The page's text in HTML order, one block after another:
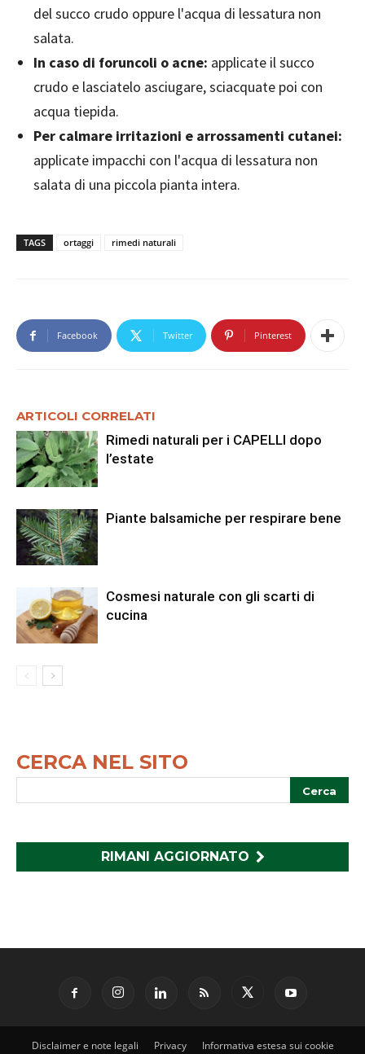
del succo crudo oppure l'acqua di lessatura non
salata.
In caso di foruncoli o acne: applicate il succo
crudo e lasciatelo asciugare, sciacquate poi con
acqua tiepida.
Per calmare irritazioni e arrossamenti cutanei:
applicate impacchi con l'acqua di lessatura non
salata di una piccola pianta intera.
TAGS ortaggi rimedi naturali
Facebook Twitter Pinterest
ARTICOLI CORRELATI
Rimedi naturali per i CAPELLI dopo
l’estate
Piante balsamiche per respirare bene
Cosmesi naturale con gli scarti di
cucina
CERCA NEL SITO
RIMANI AGGIORNATO
Disclaimer e note legali Privacy Informativa estesa sui cookie